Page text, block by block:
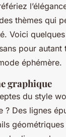
thèmes qui
Voici
pour autant
éphémère.
graphique
du style
? Des lignes